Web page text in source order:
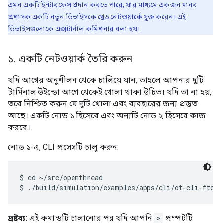
এমন একটি ইন্টারফেস প্রদান করতে পারে, যার মাধ্যমে একজন মানব
প্রশাসক একটি নতুন ডিভাইসকে থ্রেড নেটওয়ার্কে যুক্ত করেন। এই
ডিভাইসগুলোকে এক্সটার্নাল কমিশনার বলা হয়।
১. একটি নেটওয়ার্ক তৈরি করুন
যদি আগের অনুশীলন থেকে চালিয়ে যান, তাহলে আপনার দুটি
টার্মিনাল উইন্ডো আগে থেকেই খোলা থাকা উচিত। যদি তা না হয়,
তবে নিশ্চিত করুন যে দুটি খোলা এবং ব্যবহারের জন্য প্রস্তুত
আছে। একটি নোড ১ হিসেবে এবং অন্যটি নোড ২ হিসেবে কাজ
করবে।
নোড ১-এ, CLI প্রসেসটি চালু করুন:
$ cd ~/src/openthread
দ্রষ্টব্য: এই কমান্ডটি চালানোর পর যদি আপনি > প্রম্পটটি